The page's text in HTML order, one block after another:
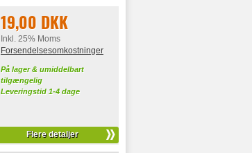
19,00 DKK
Inkl. 25% Moms
Forsendelsesomkostninger
På lager & umiddelbart
tilgængelig
Leveringstid 1-4 dage
Flere detaljer